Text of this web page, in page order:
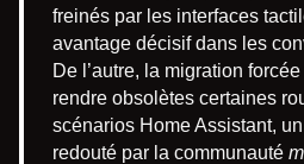
freinés par les interfaces
avantage décisif dans les
De l’autre, la migration
rendre obsolètes certaines
scénarios Home Assistant,
redouté par la communauté